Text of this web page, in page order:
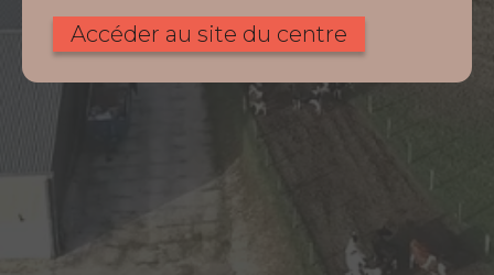
Accéder au site du centre